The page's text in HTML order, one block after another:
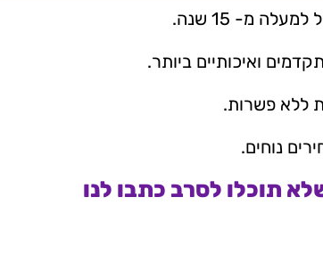
מ- 15 שנה.
ואיכותיים ביותר.
ללא פשרות.
נוחים.
תוכלו לסרב כתבו לנו